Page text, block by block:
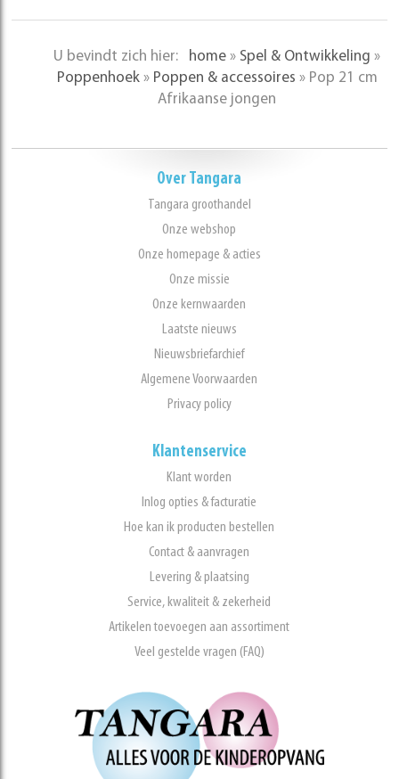
U bevindt zich hier: home » Spel & Ontwikkeling »
Poppenhoek » Poppen & accessoires » Pop 21 cm
Afrikaanse jongen
Over Tangara
Tangara groothandel
Onze webshop
Onze homepage & acties
Onze missie
Onze kernwaarden
Laatste nieuws
Nieuwsbriefarchief
Algemene Voorwaarden
Privacy policy
Klantenservice
Klant worden
Inlog opties & facturatie
Hoe kan ik producten bestellen
Contact & aanvragen
Levering & plaatsing
Service, kwaliteit & zekerheid
Artikelen toevoegen aan assortiment
Veel gestelde vragen (FAQ)